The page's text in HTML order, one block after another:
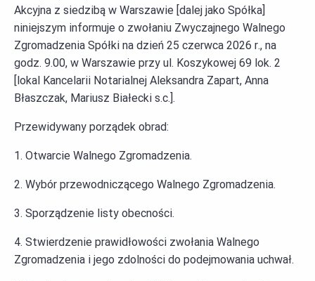
Akcyjna z siedzibą w Warszawie [dalej jako Spółka]
niniejszym informuje o zwołaniu Zwyczajnego Walnego
Zgromadzenia Spółki na dzień 25 czerwca 2026 r., na
godz. 9.00, w Warszawie przy ul. Koszykowej 69 lok. 2
[lokal Kancelarii Notarialnej Aleksandra Zapart, Anna
Błaszczak, Mariusz Białecki s.c.].
Przewidywany porządek obrad:
1. Otwarcie Walnego Zgromadzenia.
2. Wybór przewodniczącego Walnego Zgromadzenia.
3. Sporządzenie listy obecności.
4. Stwierdzenie prawidłowości zwołania Walnego
Zgromadzenia i jego zdolności do podejmowania uchwał.